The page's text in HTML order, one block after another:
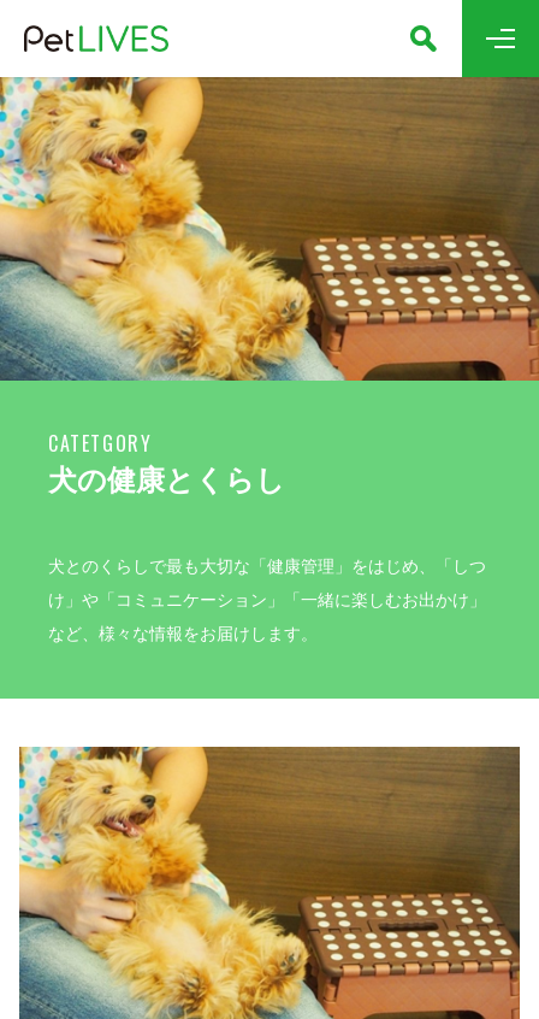
CATETGORY
犬の健康とくらし
犬とのくらしで最も大切な「健康管理」をはじめ、「しつ
け」や「コミュニケーション」「一緒に楽しむお出かけ」
など、様々な情報をお届けします。